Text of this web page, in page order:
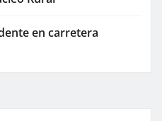
en carretera